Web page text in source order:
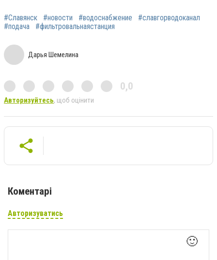
#Славянск #новости #водоснабжение
#славгорводоканал
#подача
#фильтровальнаястанция
Дарья Шемелина
0,0
Авторизуйтесь, щоб оцінити
Коментарі
Авторизуватись
🙂